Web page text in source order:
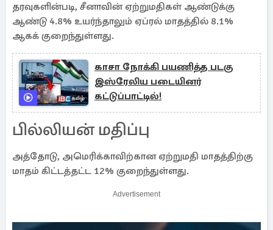
தரவுகளின்படி, சீனாவின் ஏற்றுமதிகள் ஆண்டுக்கு
ஆண்டு 4.8% உயர்ந்தாலும் ஏப்ரல் மாதத்தில் 8.1%
ஆகக் குறைந்துள்ளது.
காசா நோக்கி பயணித்த படகு
இஸ்ரேலிய படையினர்
கட்டுப்பாட்டில்!
பில்லியன் மதிப்பு
அத்தோடு, அமெரிக்காவிற்கான ஏற்றுமதி மாதத்திற்கு
மாதம் கிட்டத்தட்ட 12% குறைந்துள்ளது.
Advertisement